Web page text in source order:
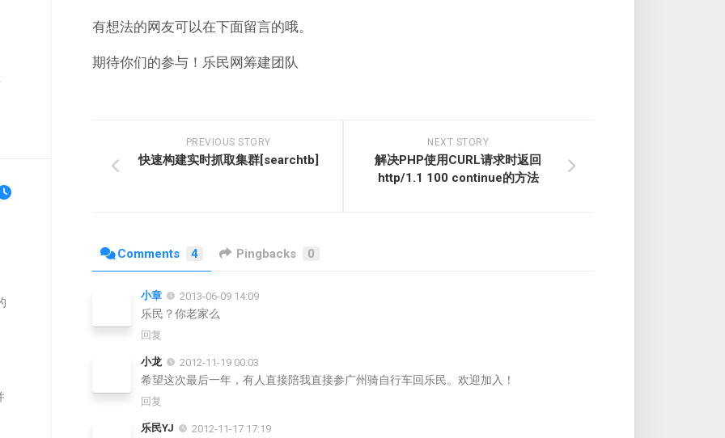
有想法的网友可以在下面留言的哦。
期待你们的参与！乐民网筹建团队
NEXT STORY
解决PHP使用CURL请求时返回
http/1.1 100 continue的方法
PREVIOUS STORY
快速构建实时抓取集群[searchtb]
Comments 4 Pingbacks 0
小章 2013-06-09 14:09
乐民？你老家么
回复
小龙 2012-11-19 00:03
希望这次最后一年，有人直接陪我直接参广州骑自行车回乐民。欢迎加入！
回复
乐民YJ 2012-11-17 17:19